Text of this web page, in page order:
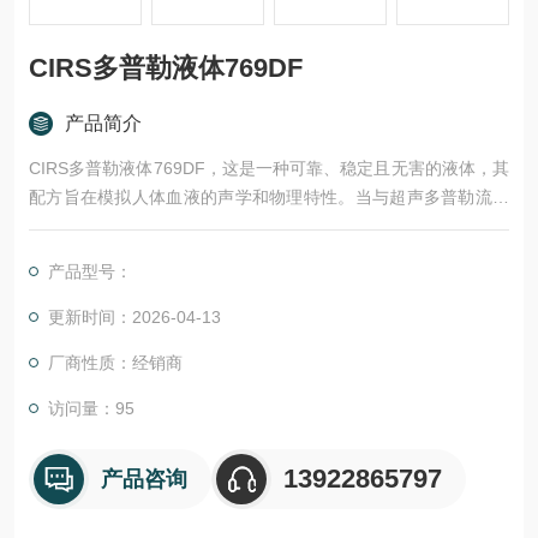
CIRS多普勒液体769DF
产品简介
CIRS多普勒液体769DF，这是一种可靠、稳定且无害的液体，其
配方旨在模拟人体血液的声学和物理特性。当与超声多普勒流量
模型和泵送系统配合使用时，该液体可用于评估多普勒成像系统
产品型号：
更新时间：2026-04-13
厂商性质：经销商
访问量：95
产品咨询 13922865797